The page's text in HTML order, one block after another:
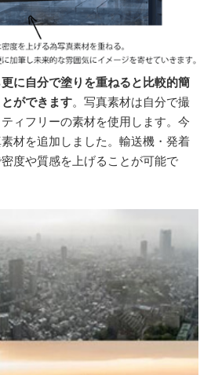
に自分で塗りを重ねると比較的簡
ができます。写真素材は自分で撮
ィフリーの素材を使用します。今
材を追加しました。輸送機・発着
度や質感を上げることが可能で